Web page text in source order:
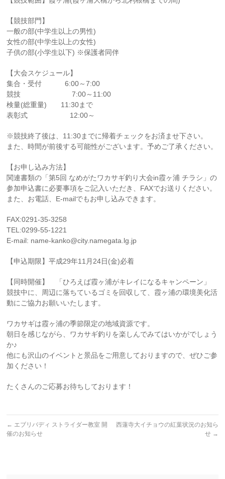
【競技部門】
一般の部(中学生以上の男性)
女性の部(中学生以上の女性)
子供の部(小学生以下) ※保護者同伴
【大会スケジュール】
集合・受付 6:00～7:00
競技 7:00～11:00
検量(総重量) 11:30まで
表彰式 12:00～
※競技終了後は、11:30までに帰着チェックをお済ませ下さい。
また、時間が前後する可能性がございます。予めご了承ください。
【お申し込み方法】
関連書類の「第5回 なめがたワカサギ釣り大会in霞ヶ浦 チラシ」の
参加申込書に必要事項をご記入いただき、FAXでお送りください。
また、お電話、E-mailでもお申し込みできます。
FAX:0291-35-3258
TEL:0299-55-1221
E-mail: name-kanko@city.namegata.lg.jp
【申込期限】平成29年11月24日(金)必着
【同時開催】 「ひろえば霞ヶ浦がキレイになるキャンペーン」
競技中に、周辺に落ちているゴミを回収して、霞ヶ浦の環境美化活
動にご協力お願いいたします。
ワカサギは霞ヶ浦の季節限定の地域資源です。
朝日を感じながら、ワカサギ釣りを楽しんでみてはいかがでしょう
か♪
他にも沢山のイベントと景品をご用意しておりますので、ぜひご参
加ください！
たくさんのご応募お待ちしております！
← エブリバディ ストライダー教室 開
催のお知らせ
西蓮寺大イチョウの紅葉状況のお知ら
せ →